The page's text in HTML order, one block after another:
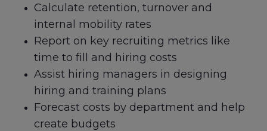
Calculate retention, turnover and
internal mobility rates
Report on key recruiting metrics like
time to fill and hiring costs
Assist hiring managers in designing
hiring and training plans
Forecast costs by department and help
create budgets